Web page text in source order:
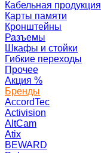
Кабельная продукция
Карты памяти
Кронштейны
Разъемы
Шкафы и стойки
Гибкие переходы
Прочее
Акция %
Бренды
AccordTec
Activision
AltCam
Atix
BEWARD